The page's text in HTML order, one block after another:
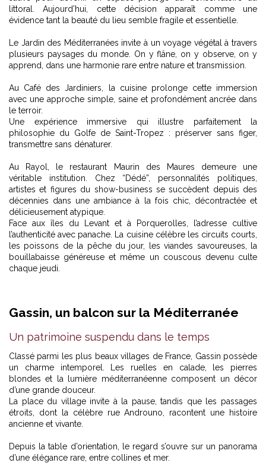
littoral. Aujourd’hui, cette décision apparaît comme une
évidence tant la beauté du lieu semble fragile et essentielle.
Le Jardin des Méditerranées invite à un voyage végétal à travers
plusieurs paysages du monde. On y flâne, on y observe, on y
apprend, dans une harmonie rare entre nature et transmission.
Au Café des Jardiniers, la cuisine prolonge cette immersion
avec une approche simple, saine et profondément ancrée dans
le terroir.
Une expérience immersive qui illustre parfaitement la
philosophie du Golfe de Saint-Tropez : préserver sans figer,
transmettre sans dénaturer.
Au Rayol, le restaurant Maurin des Maures demeure une
véritable institution. Chez “Dédé”, personnalités politiques,
artistes et figures du show-business se succèdent depuis des
décennies dans une ambiance à la fois chic, décontractée et
délicieusement atypique.
Face aux îles du Levant et à Porquerolles, l’adresse cultive
l’authenticité avec panache. La cuisine célèbre les circuits courts,
les poissons de la pêche du jour, les viandes savoureuses, la
bouillabaisse généreuse et même un couscous devenu culte
chaque jeudi.
Gassin, un balcon sur la Méditerranée
Un patrimoine suspendu dans le temps
Classé parmi les plus beaux villages de France, Gassin possède
un charme intemporel. Les ruelles en calade, les pierres
blondes et la lumière méditerranéenne composent un décor
d’une grande douceur.
La place du village invite à la pause, tandis que les passages
étroits, dont la célèbre rue Androuno, racontent une histoire
ancienne et vivante.
Depuis la table d’orientation, le regard s’ouvre sur un panorama
d’une élégance rare, entre collines et mer.